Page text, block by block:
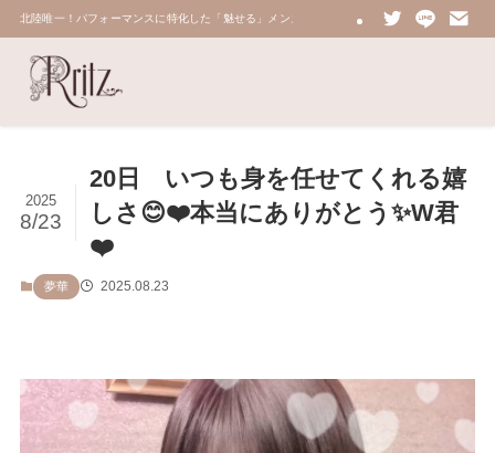
北陸唯一！パフォーマンスに特化した「魅せる」メンズエステ 鼠蹊部・密着・総合技術力
20日 いつも身を任せてくれる嬉
しさ😊❤️本当にありがとう✨W君
❤️
2025
8/23
夢華 2025.08.23